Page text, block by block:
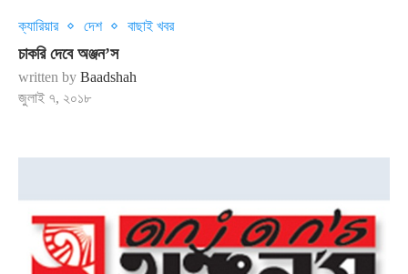
ক্যারিয়ার দেশ বাছাই খবর
চাকরি দেবে অঞ্জন’স
written by Baadshah
জুলাই ৭, ২০১৮